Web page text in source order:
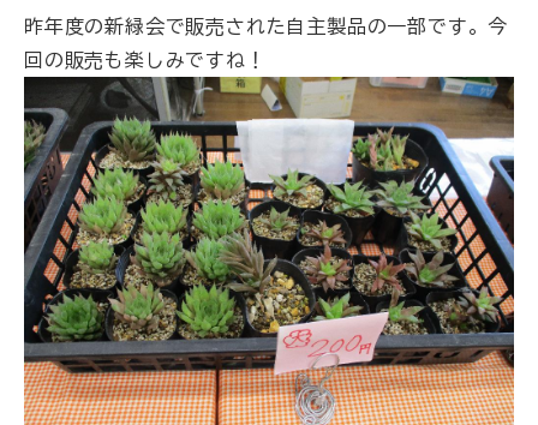
昨年度の新緑会で販売された自主製品の一部です。今
回の販売も楽しみですね！